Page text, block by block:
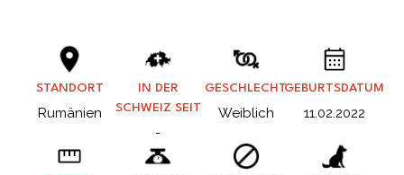
STANDORT
Rumänien
IN DER
SCHWEIZ SEIT
-
GESCHLECHT
Weiblich
GEBURTSDATUM
11.02.2022